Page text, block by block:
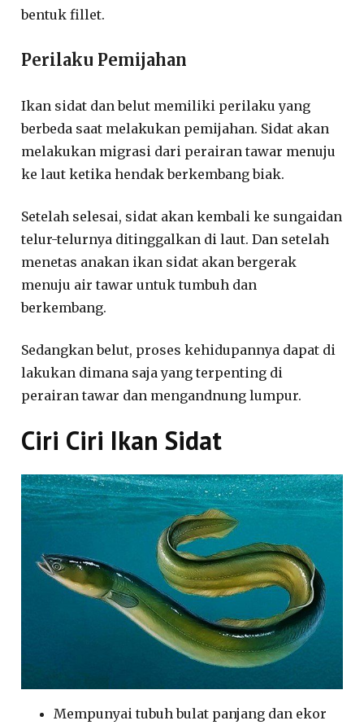
bentuk fillet.
Perilaku Pemijahan
Ikan sidat dan belut memiliki perilaku yang
berbeda saat melakukan pemijahan. Sidat akan
melakukan migrasi dari perairan tawar menuju
ke laut ketika hendak berkembang biak.
Setelah selesai, sidat akan kembali ke sungaidan
telur-telurnya ditinggalkan di laut. Dan setelah
menetas anakan ikan sidat akan bergerak
menuju air tawar untuk tumbuh dan
berkembang.
Sedangkan belut, proses kehidupannya dapat di
lakukan dimana saja yang terpenting di
perairan tawar dan mengandnung lumpur.
Ciri Ciri Ikan Sidat
Mempunyai tubuh bulat panjang dan ekor